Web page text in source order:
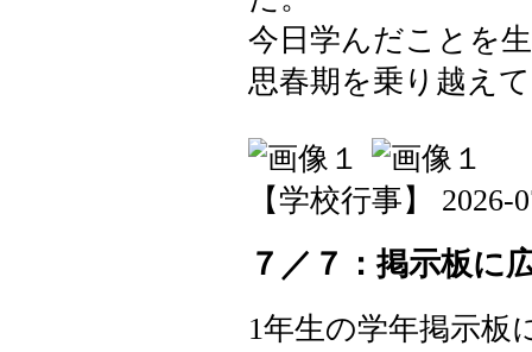
今日学んだことを
思春期を乗り越え
【学校行事】 2026-
７／７：掲示板に
1年生の学年掲示板